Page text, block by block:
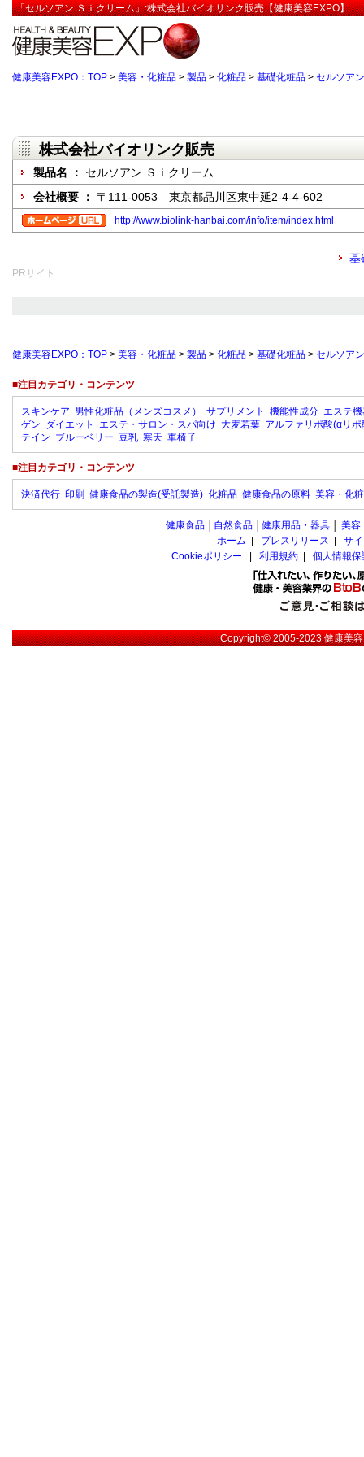
「セルソアン Ｓｉクリーム」:株式会社バイオリンク販売【健康美容EXPO】
健康美容EXPO：TOP > 美容・化粧品 > 製品 > 化粧品 > 基礎化粧品 > セルソア
株式会社バイオリンク販売
製品名 ： セルソアン Ｓｉクリーム
会社概要 ： 〒111-0053 東京都品川区東中延2-4-4-602
http://www.biolink-hanbai.com/info/item/index.html
基
PRサイト
健康美容EXPO：TOP > 美容・化粧品 > 製品 > 化粧品 > 基礎化粧品 > セルソア
■注目カテゴリ・コンテンツ
スキンケア 男性化粧品（メンズコスメ） サプリメント 機能性成分 エステ
ゲン ダイエット エステ・サロン・スパ向け 大麦若葉 アルファリポ酸(αリポ
テイン ブルーベリー 豆乳 寒天 車椅子
■注目カテゴリ・コンテンツ
決済代行 印刷 健康食品の製造(受託製造) 化粧品 健康食品の原料 美容・化
健康食品 自然食品 健康用品・器具 美容
ホーム
プレスリリース
サ
Cookieポリシー
利用規約 個人情報
Copyright© 2005-2023健康美